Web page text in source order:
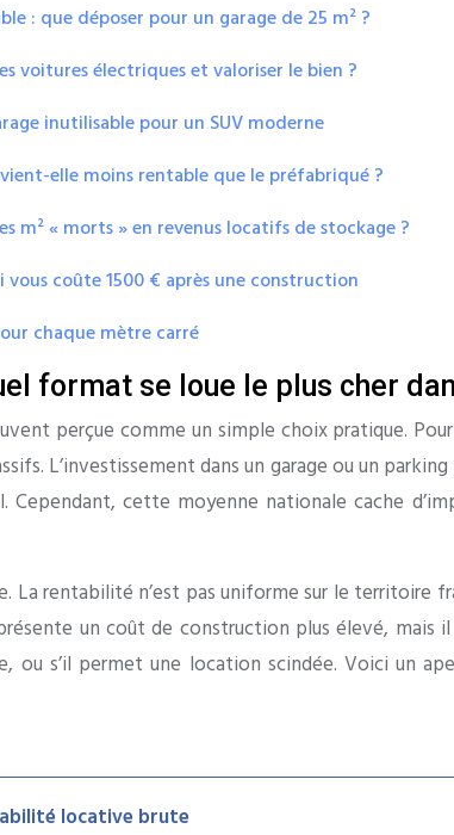
: que déposer pour un garage de 25 m² ?
voitures électriques et valoriser le bien ?
inutilisable pour un SUV moderne
elle moins rentable que le préfabriqué ?
m² « morts » en revenus locatifs de stockage ?
coûte 1500 € après une construction
chaque mètre carré
format se loue le plus cher
perçue comme un simple choix pratique.
L’investissement dans un garage ou un
cette moyenne nationale cache
La rentabilité n’est pas uniforme sur le
un coût de construction plus élevé,
s’il permet une location scindée. Voici un
locative brute